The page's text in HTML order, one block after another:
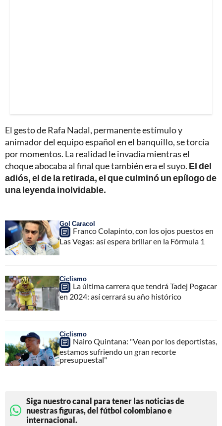
El gesto de Rafa Nadal, permanente estímulo y
animador del equipo español en el banquillo, se torcía
por momentos. La realidad le invadía mientras el
choque abocaba al final que también era el suyo. El del
adiós, el de la retirada, el que culminó un epílogo de
una leyenda inolvidable.
Gol Caracol
Franco Colapinto, con los ojos puestos en
Las Vegas: así espera brillar en la Fórmula 1
Ciclismo
La última carrera que tendrá Tadej Pogacar
en 2024: así cerrará su año histórico
Ciclismo
Nairo Quintana: "Vean por los deportistas,
estamos sufriendo un gran recorte
presupuestal"
Siga nuestro canal para tener las noticias de
nuestras figuras, del fútbol colombiano e
internacional.